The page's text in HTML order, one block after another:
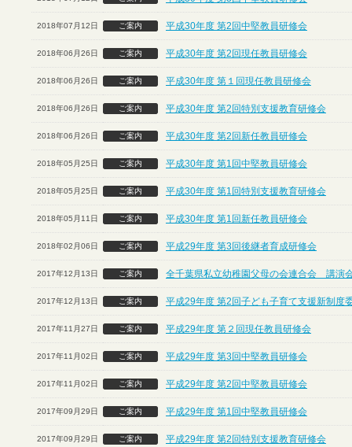
2018年07月12日 ご案内 平成30年度 第2回中堅教員研修会
2018年06月26日 ご案内 平成30年度 第2回現任教員研修会
2018年06月26日 ご案内 平成30年度 第１回現任教員研修会
2018年06月26日 ご案内 平成30年度 第2回特別支援教育研修会
2018年06月26日 ご案内 平成30年度 第2回新任教員研修会
2018年05月25日 ご案内 平成30年度 第1回中堅教員研修会
2018年05月25日 ご案内 平成30年度 第1回特別支援教育研修会
2018年05月11日 ご案内 平成30年度 第1回新任教員研修会
2018年02月06日 ご案内 平成29年度 第3回後継者育成研修会
2017年12月13日 ご案内 全千葉県私立幼稚園父母の会連合会 講演
2017年12月13日 ご案内 平成29年度 第2回子ども子育て支援新制度
2017年11月27日 ご案内 平成29年度 第２回現任教員研修会
2017年11月02日 ご案内 平成29年度 第3回中堅教員研修会
2017年11月02日 ご案内 平成29年度 第2回中堅教員研修会
2017年09月29日 ご案内 平成29年度 第1回中堅教員研修会
2017年09月29日 ご案内 平成29年度 第2回特別支援教育研修会